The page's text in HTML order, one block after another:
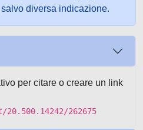
diversa indicazione.
per citare o creare un link
262675